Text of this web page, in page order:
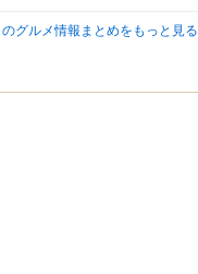
グルメ情報まとめをもっと見る